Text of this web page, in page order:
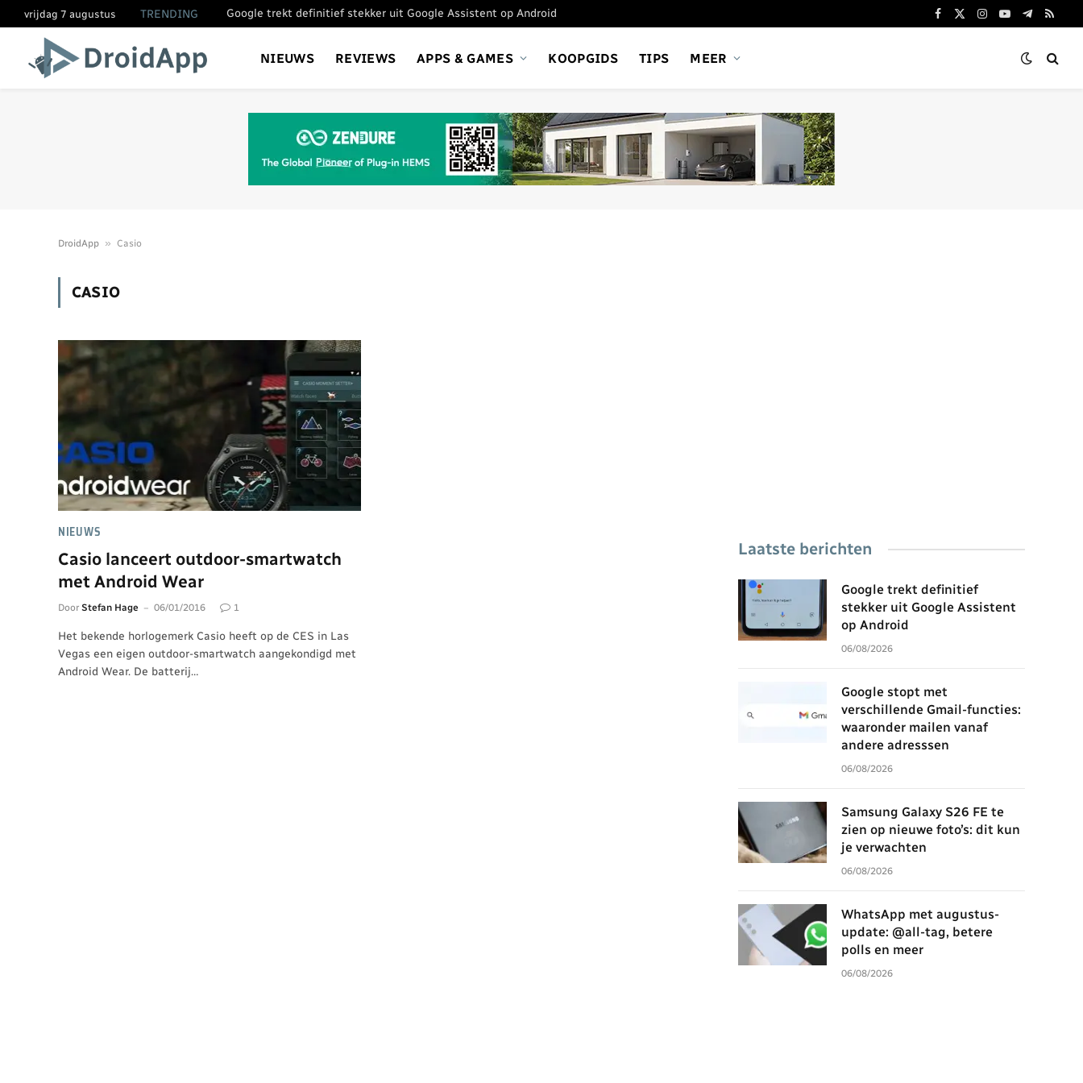
vrijdag 7 augustus TRENDING Google trekt definitief stekker uit Google Assistent op Android
Facebook
X
Instagram
YouTube
Telegram
RSS
NIEUWS REVIEWS APPS & GAMES KOOPGIDS TIPS MEER
DroidApp » Casio
CASIO
NIEUWS
Casio lanceert outdoor-smartwatch
met Android Wear
Door Stefan Hage 06/01/2016 1
Het bekende horlogemerk Casio heeft op de CES in Las
Vegas een eigen outdoor-smartwatch aangekondigd met
Android Wear. De batterij…
Laatste berichten
Google trekt definitief
stekker uit Google Assistent
op Android
06/08/2026
Google stopt met
verschillende Gmail-functies:
waaronder mailen vanaf
andere adresssen
06/08/2026
Samsung Galaxy S26 FE te
zien op nieuwe foto’s: dit kun
je verwachten
06/08/2026
WhatsApp met augustus-
update: @all-tag, betere
polls en meer
06/08/2026